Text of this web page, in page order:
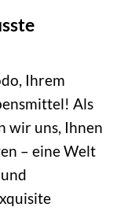
Ihrem
Als
wir uns, Ihnen
– eine Welt